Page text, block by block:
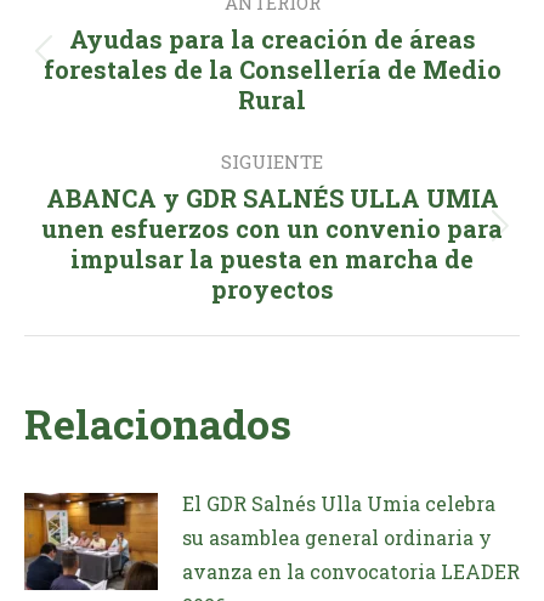
entre
publicacionesPublicación
anterior:
Ayudas para la creación de áreas
forestales de la Consellería de Medio
Rural
SIGUIENTE
Publicación
siguiente:
ABANCA y GDR SALNÉS ULLA UMIA
unen esfuerzos con un convenio para
impulsar la puesta en marcha de
proyectos
Relacionados
El GDR Salnés Ulla Umia celebra
su asamblea general ordinaria y
avanza en la convocatoria LEADER